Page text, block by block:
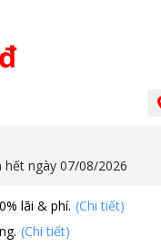
hết ngày 07/08/2026
lãi & phí. (Chi tiết)
(Chi tiết)